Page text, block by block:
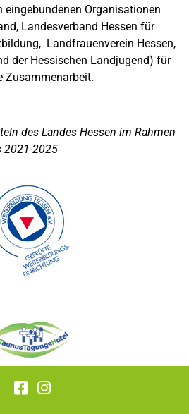
Organisationen
Landesverband Hessen für
Landfrauenverein Hessen,
der Hessischen Landjugend) für
Zusammenarbeit.
des Landes Hessen im Rahmen
2021-2025